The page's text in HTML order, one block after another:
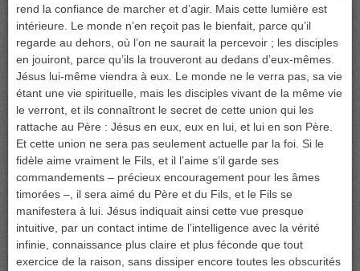
rend la confiance de marcher et d’agir. Mais cette lumière est
intérieure. Le monde n’en reçoit pas le bienfait, parce qu’il
regarde au dehors, où l’on ne saurait la percevoir ; les disciples
en jouiront, parce qu’ils la trouveront au dedans d’eux-mêmes.
Jésus lui-même viendra à eux. Le monde ne le verra pas, sa vie
étant une vie spirituelle, mais les disciples vivant de la même vie
le verront, et ils connaîtront le secret de cette union qui les
rattache au Père : Jésus en eux, eux en lui, et lui en son Père.
Et cette union ne sera pas seulement actuelle par la foi. Si le
fidèle aime vraiment le Fils, et il l’aime s’il garde ses
commandements – précieux encouragement pour les âmes
timorées –, il sera aimé du Père et du Fils, et le Fils se
manifestera à lui. Jésus indiquait ainsi cette vue presque
intuitive, par un contact intime de l’intelligence avec la vérité
infinie, connaissance plus claire et plus féconde que tout
exercice de la raison, sans dissiper encore toutes les obscurités